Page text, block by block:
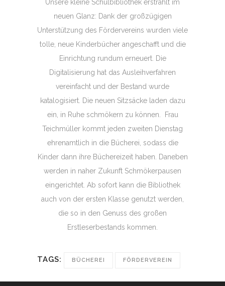
Unsere kleine Schulbibliothek erstrahlt im
neuen Glanz: Dank der großzügigen
Unterstützung des Fördervereins wurden viele
tolle, neue Kinderbücher angeschafft und die
Einrichtung rundum erneuert. Die
Digitalisierung hat das Ausleihverfahren
vereinfacht und der Bestand wurde
katalogisiert. Die neuen Sitzsäcke laden dazu
ein, in Ruhe schmökern zu können. Frau
Teichmüller kommt jeden zweiten Dienstag
ehrenamtlich in die Bücherei, sodass die
Kinder dann ihre Büchereizeit haben. Daneben
werden in naher Zukunft Schmökerpausen
eingerichtet. Ab sofort kann die Bibliothek
auch von der ersten Klasse genutzt werden,
die so in den Genuss des großen
Erstleserbestands kommen.
TAGS: BÜCHEREI FÖRDERVEREIN